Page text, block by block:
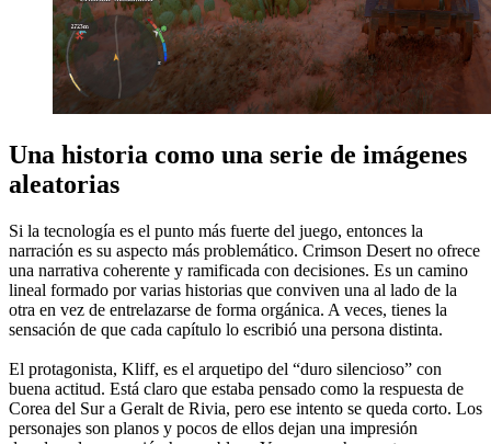
Una historia como una serie de imágenes
aleatorias
Si la tecnología es el punto más fuerte del juego, entonces la
narración es su aspecto más problemático. Crimson Desert no ofrece
una narrativa coherente y ramificada con decisiones. Es un camino
lineal formado por varias historias que conviven una al lado de la
otra en vez de entrelazarse de forma orgánica. A veces, tienes la
sensación de que cada capítulo lo escribió una persona distinta.
El protagonista, Kliff, es el arquetipo del “duro silencioso” con
buena actitud. Está claro que estaba pensado como la respuesta de
Corea del Sur a Geralt de Rivia, pero ese intento se queda corto. Los
personajes son planos y pocos de ellos dejan una impresión